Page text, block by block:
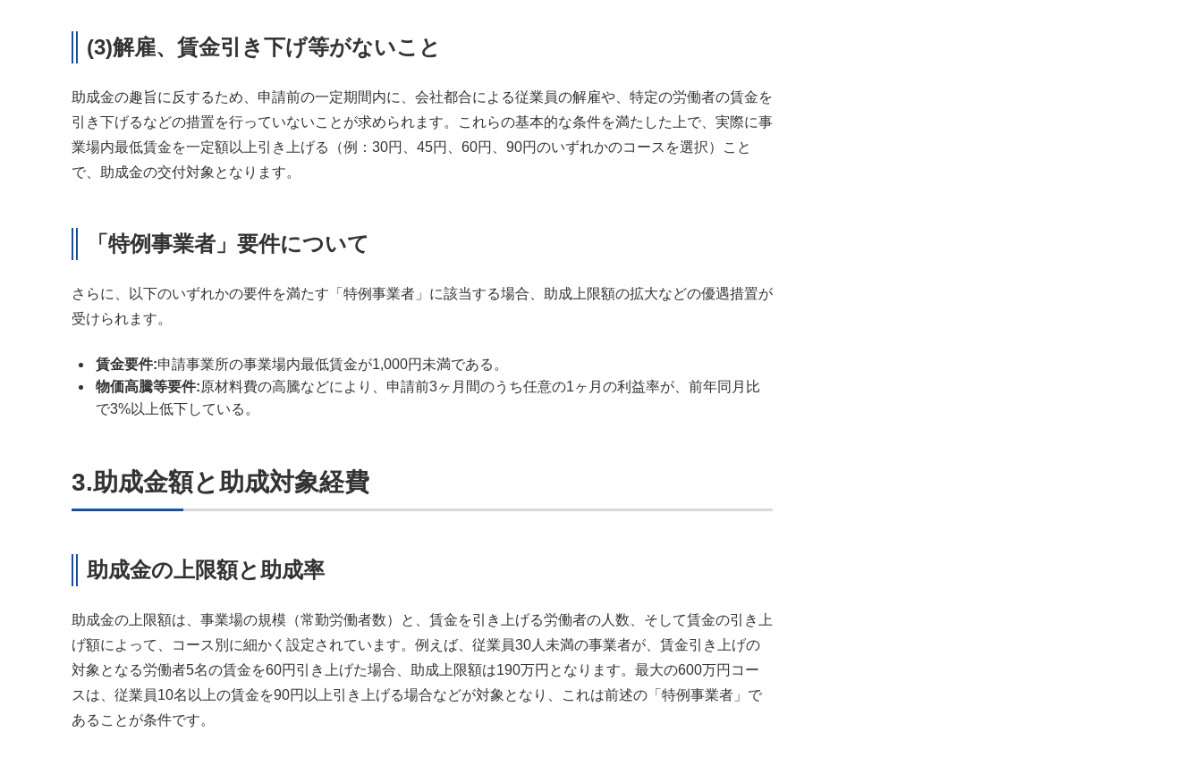
(3)解雇、賃金引き下げ等がないこと
助成金の趣旨に反するため、申請前の一定期間内に、会社都合による従業員の解雇や、特定の労働者の賃金を
引き下げるなどの措置を行っていないことが求められます。これらの基本的な条件を満たした上で、実際に事
業場内最低賃金を一定額以上引き上げる（例：30円、45円、60円、90円のいずれかのコースを選択）こと
で、助成金の交付対象となります。
「特例事業者」要件について
さらに、以下のいずれかの要件を満たす「特例事業者」に該当する場合、助成上限額の拡大などの優遇措置が
受けられます。
賃金要件:申請事業所の事業場内最低賃金が1,000円未満である。
物価高騰等要件:原材料費の高騰などにより、申請前3ヶ月間のうち任意の1ヶ月の利益率が、前年同月比
で3%以上低下している。
3.助成金額と助成対象経費
助成金の上限額と助成率
助成金の上限額は、事業場の規模（常勤労働者数）と、賃金を引き上げる労働者の人数、そして賃金の引き上
げ額によって、コース別に細かく設定されています。例えば、従業員30人未満の事業者が、賃金引き上げの
対象となる労働者5名の賃金を60円引き上げた場合、助成上限額は190万円となります。最大の600万円コー
スは、従業員10名以上の賃金を90円以上引き上げる場合などが対象となり、これは前述の「特例事業者」で
あることが条件です。